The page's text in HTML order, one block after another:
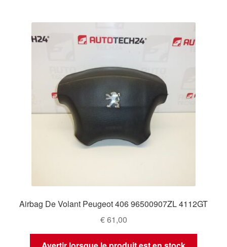
Airbag De Volant Peugeot 406 96500907ZL 4112GT
€61,00